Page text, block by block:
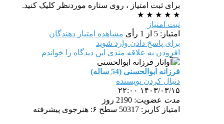
برای ثبت امتیاز ، روی ستاره موردنظر کلیک کنید.
★
★
★
★
★
ثبت امتیاز
امتیاز: 5 از 1 رأی
مشاهده امتیاز دهندگان
برای پاسخ دادن وارد شوید
افزودن به علاقه مندی این دیدگاه را خواندم
فرزانه ابوالحسنی (54 ساله)
دنبال کردن نویسنده
۱۴۰۳/۰۳/۱۵ ۲۲:۰۰
مدت عضویت: 2190 روز
امتیاز کاربر: 50317
سطح ۶: هنرجوی پیشرفته